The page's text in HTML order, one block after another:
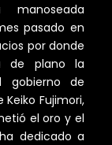
pasado en
por donde
de plano la
gobierno de
Fujimori,
el oro y el
dedicado a